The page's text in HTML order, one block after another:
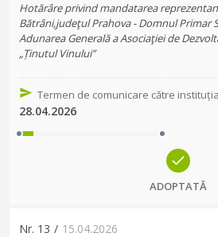
Hotărâre privind mandatarea
Bătrâni,judeţul Prahova - Domnul Primar
Adunarea Generală a Asociaţiei de
„Ținutul Vinului”
Termen de comunicare către
28.04.2026
ADOPTATĂ
Nr. 13 / 15.04.2026